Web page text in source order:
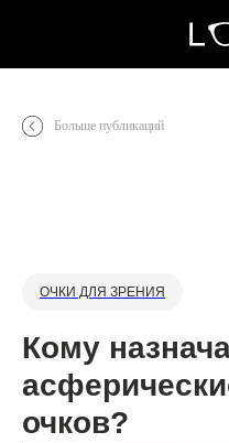
Больше публикаций
ОЧКИ ДЛЯ ЗРЕНИЯ
Кому
очков?